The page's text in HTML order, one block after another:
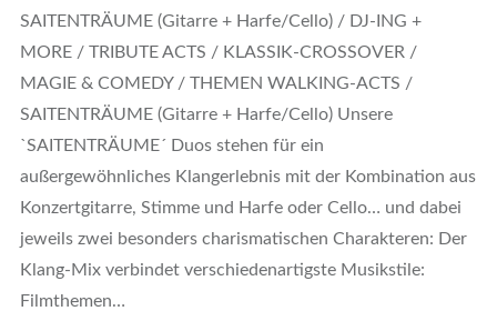
SAITENTRÄUME (Gitarre + Harfe/Cello) / DJ-ING +
MORE / TRIBUTE ACTS / KLASSIK-CROSSOVER /
MAGIE & COMEDY / THEMEN WALKING-ACTS /
SAITENTRÄUME (Gitarre + Harfe/Cello) Unsere
`SAITENTRÄUME´ Duos stehen für ein
außergewöhnliches Klangerlebnis mit der Kombination aus
Konzertgitarre, Stimme und Harfe oder Cello… und dabei
jeweils zwei besonders charismatischen Charakteren: Der
Klang-Mix verbindet verschiedenartigste Musikstile:
Filmthemen…